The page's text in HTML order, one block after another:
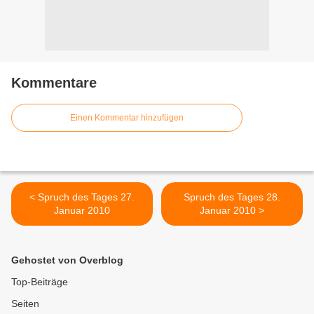
Kommentare
Einen Kommentar hinzufügen
< Spruch des Tages 27.
Januar 2010
Spruch des Tages 28.
Januar 2010 >
Gehostet von Overblog
Top-Beiträge
Seiten